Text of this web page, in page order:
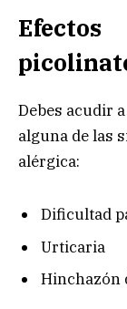
Debes acudir
alguna de las
alérgica:
Dificultad
Urticaria
Hinchazón